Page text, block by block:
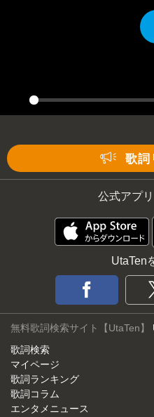
Play
歌詞
公式アプ
UtaTen
無料歌詞検索サイト【UtaTen】
歌詞検索
マイページ
歌詞ランキング
歌詞コラム
エンタメニュース